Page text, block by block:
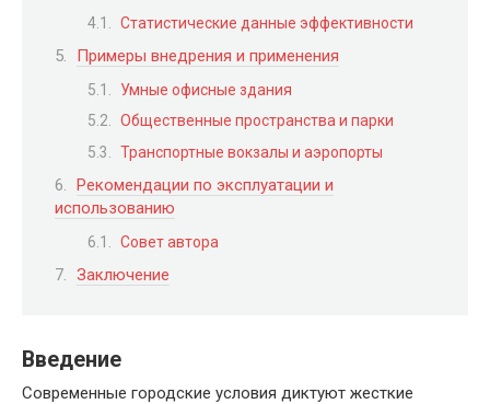
Статистические данные эффективности
Примеры внедрения и применения
Умные офисные здания
Общественные пространства и парки
Транспортные вокзалы и аэропорты
Рекомендации по эксплуатации и
использованию
Совет автора
Заключение
Введение
Современные городские условия диктуют жесткие